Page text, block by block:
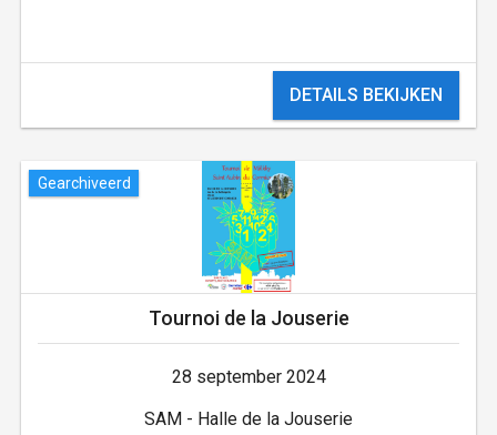
DETAILS BEKIJKEN
Gearchiveerd
Tournoi de la Jouserie
28 september 2024
SAM - Halle de la Jouserie